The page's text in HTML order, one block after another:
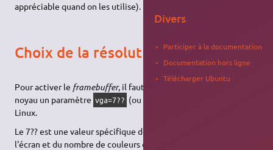
appréciable quand on les utilise).
Choix de la résolution
Pour activer le framebuffer, il faut passer en paramètre au
noyau un paramètre vga=7?? (ou
Linux.
Le 7?? est une valeur spécifique dépendant de la résolution de
l'écran et du nombre de couleurs demandés. Quelques
Divers
Participer à la documentation
Documentation hors ligne
Télécharger Ubuntu